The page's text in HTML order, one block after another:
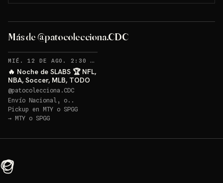
Más de @patocolecciona.CDC
MIÉ. 12 DE AGO. 2:30 AM
🔥 Noche de SLABS 🏆 NFL,
NBA, Soccer, MLB, TODO
@patocolecciona.CDC
Envío Nacional, o..
Pickup en MTY o SPGG
→ MTY o SPGG